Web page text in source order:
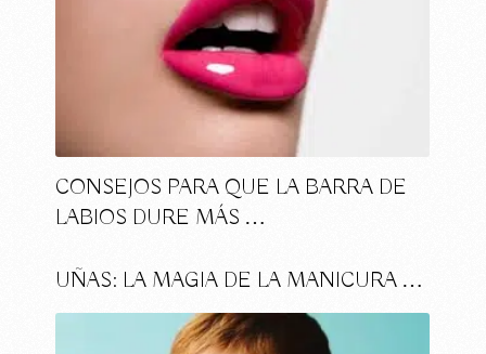
CONSEJOS PARA QUE LA BARRA DE
LABIOS DURE MÁS …
UÑAS: LA MAGIA DE LA MANICURA …